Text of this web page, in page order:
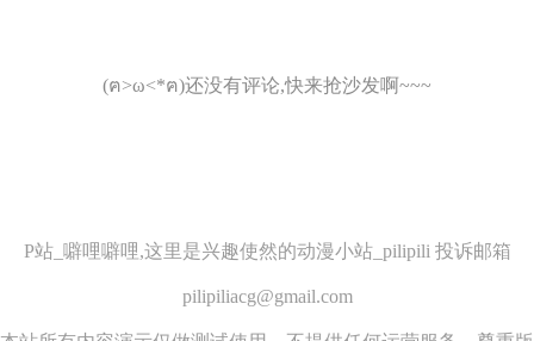
(ฅ>ω<*ฅ)还没有评论,快来抢沙发啊~~~
P站_噼哩噼哩,这里是兴趣使然的动漫小站_pilipili 投诉邮箱
pilipiliacg@gmail.com